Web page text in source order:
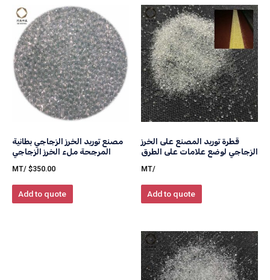
قطرة توريد المصنع على الخرز
الزجاجي لوضع علامات على الطرق
/MT
Add to quote
مصنع توريد الخرز الزجاجي بطانية
المرجحة ملء الخرز الزجاجي
$350.00
/MT
Add to quote